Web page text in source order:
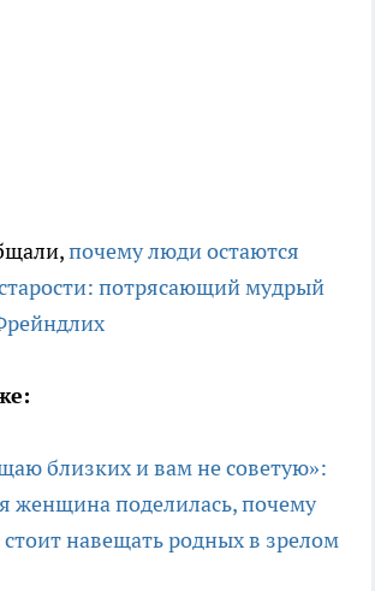
почему люди остаются
потрясающий мудрый
близких и вам не советую»:
женщина поделилась, почему
навещать родных в зрелом